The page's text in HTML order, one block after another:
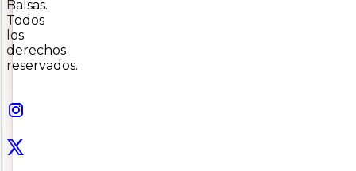
Balsas.
Todos
los
derechos
reservados.